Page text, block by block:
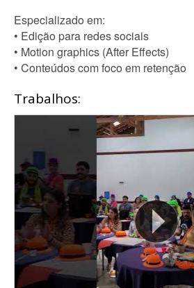
Especializado em:
• Edição para redes sociais
• Motion graphics (After Effects)
• Conteúdos com foco em retenção
Trabalhos: